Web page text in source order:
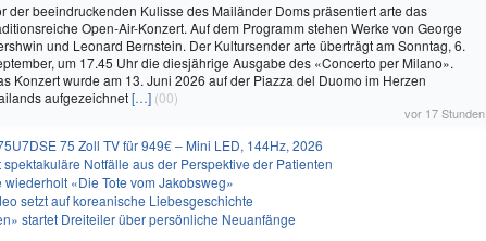
der beeindruckenden Kulisse des Mailänder Doms präsentiert arte das
Open-Air-Konzert. Auf dem Programm stehen Werke von George
und Leonard Bernstein. Der Kultursender arte überträgt am Sonntag, 6.
um 17.45 Uhr die diesjährige Ausgabe des «Concerto per Milano».
Konzert wurde am 13. Juni 2026 auf der Piazza del Duomo im Herzen
aufgezeichnet[…] (00)
vor 17 Stunden
75 Zoll TV für 949€ – Mini LED, 144Hz, 2026
spektakuläre Notfälle aus der Perspektive der Patienten
wiederholt «Die Tote vom Jakobsweg»
setzt auf koreanische Liebesgeschichte
startet Dreiteiler über persönliche Neuanfänge